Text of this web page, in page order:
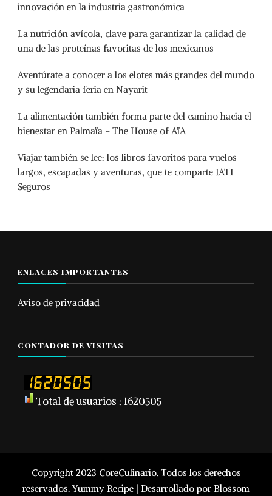
innovación en la industria gastronómica
La nutrición avícola, clave para garantizar la calidad de
una de las proteínas favoritas de los mexicanos
Aventúrate a conocer a los elotes más grandes del mundo
y su legendaria feria en Nayarit
La alimentación también forma parte del camino hacia el
bienestar en Palmaïa – The House of AïA
Viajar también se lee: los libros favoritos para vuelos
largos, escapadas y aventuras, que te comparte IATI
Seguros
ENLACES IMPORTANTES
Aviso de privacidad
CONTADOR DE VISITAS
Total de usuarios : 1620505
Copyright 2023 CoreCulinario. Todos los derechos
reservados.Yummy Recipe | Desarrollado por Blossom